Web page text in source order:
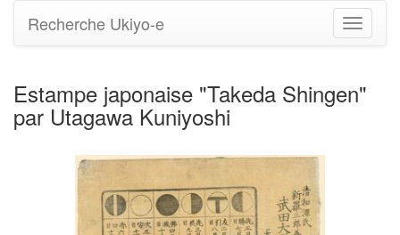
Basculer
la
Recherche Ukiyo-e
Estampe japonaise "Takeda Shingen"
par Utagawa Kuniyoshi